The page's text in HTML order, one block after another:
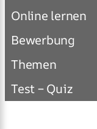
Online lernen
Bewerbung
Themen
Test – Quiz